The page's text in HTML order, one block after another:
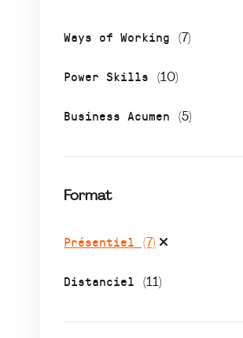
Ways of Working (7)
Power Skills (10)
Business Acumen (5)
Format
Présentiel (7)
Distanciel (11)